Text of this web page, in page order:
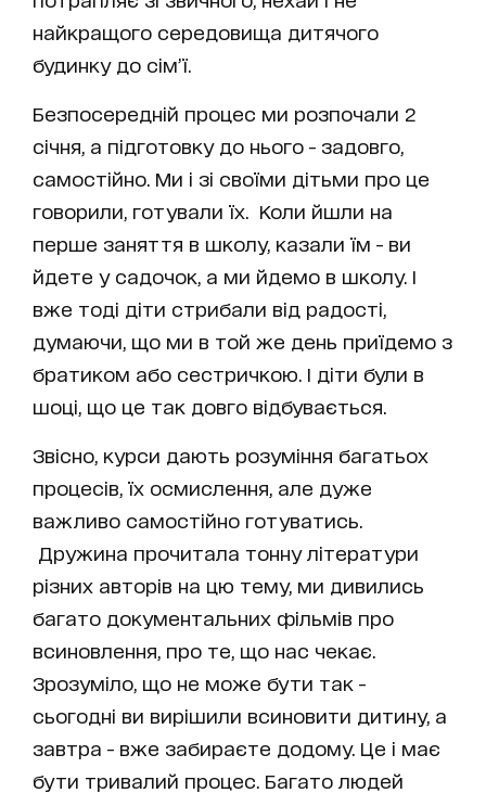
найкращого середовища дитячого
будинку до сім’ї.
Безпосередній процес ми розпочали 2
січня, а підготовку до нього - задовго,
самостійно. Ми і зі своїми дітьми про це
говорили, готували їх. Коли йшли на
перше заняття в школу, казали їм - ви
йдете у садочок, а ми йдемо в школу. І
вже тоді діти стрибали від радості,
думаючи, що ми в той же день приїдемо з
братиком або сестричкою. І діти були в
шоці, що це так довго відбувається.
Звісно, курси дають розуміння багатьох
процесів, їх осмислення, але дуже
важливо самостійно готуватись.
Дружина прочитала тонну літератури
різних авторів на цю тему, ми дивились
багато документальних фільмів про
всиновлення, про те, що нас чекає.
Зрозуміло, що не може бути так -
сьогодні ви вирішили всиновити дитину, а
завтра - вже забираєте додому. Це і має
бути тривалий процес. Багато людей